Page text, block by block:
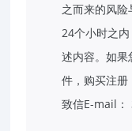
之而来的风
24个小时之
述内容。如
件，购买注
致信E-mail